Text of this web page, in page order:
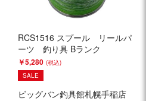
RCS1516 スプール リールパ
ーツ 釣り具 Bランク
￥5,280
SALE
ビッグバン釣具館札幌手稲店